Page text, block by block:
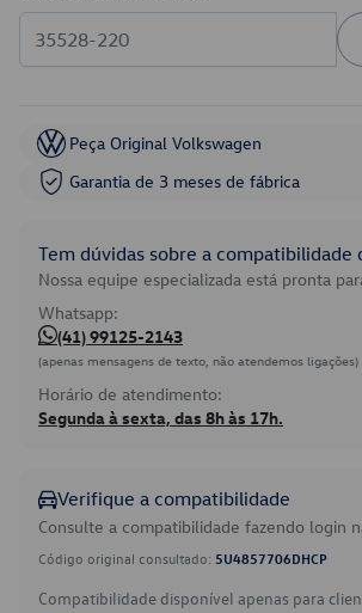
Peça Original Volkswagen
Garantia de 3 meses de fábrica
Tem dúvidas sobre a compatibilidade
Nossa equipe especializada está pronta
Whatsapp:
(41) 99125-2143
(apenas mensagens de texto, não atendemos ligações)
Horário de atendimento:
Segunda à sexta, das 8h às 17h.
Verifique a compatibilidade
Consulte a compatibilidade fazendo login
Código original consultado: 5U4857706DHCP
Compatibilidade disponível apenas para